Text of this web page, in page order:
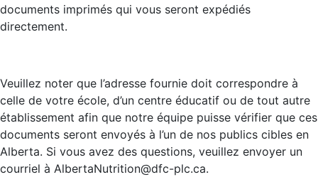
documents imprimés qui vous seront expédiés
directement.
Veuillez noter que l’adresse fournie doit correspondre à
celle de votre école, d’un centre éducatif ou de tout autre
établissement afin que notre équipe puisse vérifier que ces
documents seront envoyés à l’un de nos publics cibles en
Alberta. Si vous avez des questions, veuillez envoyer un
courriel à AlbertaNutrition@dfc-plc.ca.